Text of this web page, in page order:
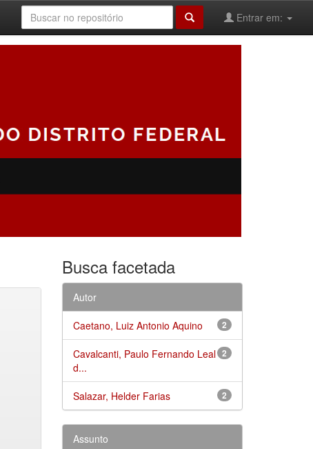
Entrar em:
Busca facetada
Autor
2
Caetano, Luiz Antonio Aquino
2
Cavalcanti, Paulo Fernando Leal
d...
2
Salazar, Helder Farias
Assunto